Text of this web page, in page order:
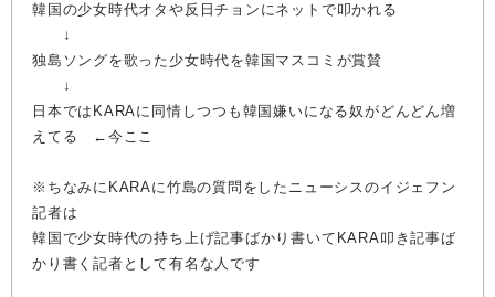
韓国の少女時代オタや反日チョンにネットで叩かれる
↓
独島ソングを歌った少女時代を韓国マスコミが賞賛
↓
日本ではKARAに同情しつつも韓国嫌いになる奴がどんどん増
えてる ←今ここ
※ちなみにKARAに竹島の質問をしたニューシスのイジェフン
記者は
韓国で少女時代の持ち上げ記事ばかり書いてKARA叩き記事ば
かり書く記者として有名な人です